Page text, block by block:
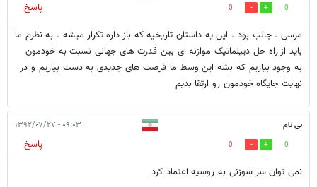
0
0
پاسخ
مرسی . جالب بود . این یه داستان تاریخیه که باز داره تکرار میشه . به نظرم ما
باید از راه حل دیپلماتیک موازنه ای بین قدرت های جهانی نسبت به خودمون
به وجود بیاریم که بشه این وسط ما فرصت های جدیدی به دست بیاریم و در
نهایت جایگاه خودمون رو ارتقا بدیم
بی نام ۰۹:۰۳ - ۱۳۹۲/۰۷/۲۷
0
0
پاسخ
نمی توان سر سوزنی به روسیه اعتماد کرد